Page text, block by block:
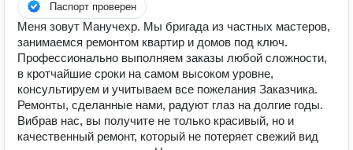
Паспорт проверен
Меня зовут Манучехр. Мы бригада из частных мастеров,
занимаемся ремонтом квартир и домов под ключ.
Профессионально выполняем заказы любой сложности,
в кротчайшие сроки на самом высоком уровне,
консультируем и учитываем все пожелания Заказчика.
Ремонты, сделанные нами, радуют глаз на долгие годы.
Вибрав нас, вы получите не только красивый, но и
качественный ремонт, который не потеряет свежий вид